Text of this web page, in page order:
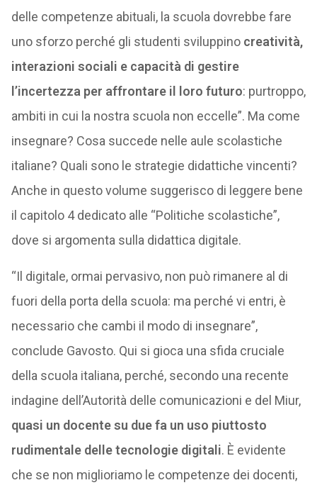
delle competenze abituali, la scuola dovrebbe fare
uno sforzo perché gli studenti sviluppinocreatività,
interazioni sociali e capacità di gestire
l’incertezza per affrontare il loro futuro: purtroppo,
ambiti in cui la nostra scuola non eccelle”. Ma come
insegnare? Cosa succede nelle aule scolastiche
italiane? Quali sono le strategie didattiche vincenti?
Anche in questo volume suggerisco di leggere bene
il capitolo 4 dedicato alle “Politiche scolastiche”,
dove si argomenta sulla didattica digitale.
“Il digitale, ormai pervasivo, non può rimanere al di
fuori della porta della scuola: ma perché vi entri, è
necessario che cambi il modo di insegnare”,
conclude Gavosto. Qui si gioca una sfida cruciale
della scuola italiana, perché, secondo una recente
indagine dell’Autorità delle comunicazioni e del Miur,
quasi un docente su due fa un uso piuttosto
rudimentale delle tecnologie digitali. È evidente
che se non miglioriamo le competenze dei docenti,